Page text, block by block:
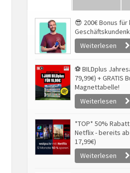
😎 200€ Bonus
Weiterlesen
⚽ BILDplus
79,99€) + GRATIS
Magnettabelle!
Weiterlesen
*TOP* 50%
Netflix - bereits
17,99€)
Weiterlesen